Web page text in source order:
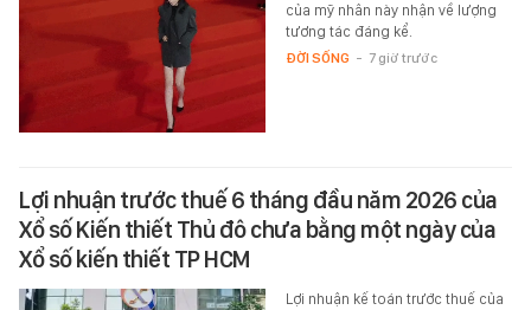
của mỹ nhân này nhận về lượng
tương tác đáng kể.
ĐỜI SỐNG - 7 giờ trước
Lợi nhuận trước thuế 6 tháng đầu năm 2026 của
Xổ số Kiến thiết Thủ đô chưa bằng một ngày của
Xổ số kiến thiết TP HCM
Lợi nhuận kế toán trước thuế của